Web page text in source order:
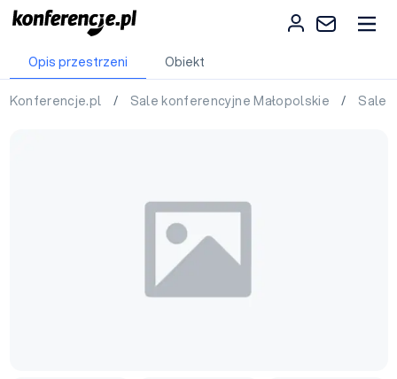
Opis przestrzeni Obiekt
Konferencje.pl / Sale konferencyjne Małopolskie / Sale